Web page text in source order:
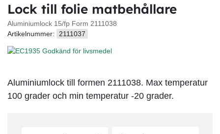
Lock till folie matbehållare
Aluminiumlock 15/fp Form 2111038
Artikelnummer:
2111037
Aluminiumlock till formen 2111038. Max temperatur
100 grader och min temperatur -20 grader.